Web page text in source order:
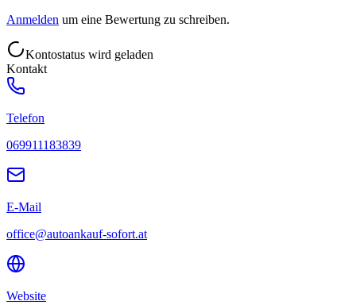
Anmelden um eine Bewertung zu schreiben.
Kontostatus wird geladen
Kontakt
Telefon
069911183839
E-Mail
office@autoankauf-sofort.at
Website